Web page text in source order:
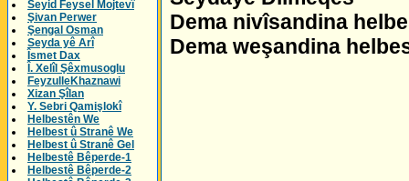
Seyid Feysel Mojtevî
Şivan Perwer
Şengal Osman
Seyda yê Arî
Îsmet Dax
Î. Xelîl Şêxmusoglu
FeyzulleKhaznawi
Xizan Şîlan
Y. Sebri Qamişlokî
Helbestên We
Helbest û Stranê We
Helbest û Stranê Gel
Helbestê Bêperde-1
Helbestê Bêperde-2
Dema nivîsandina
Dema weşandina